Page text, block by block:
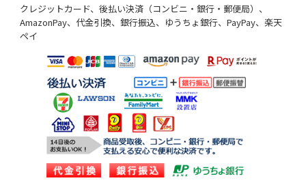
クレジットカード、後払い決済（コンビニ・銀行・郵便局）、
AmazonPay、代金引換、銀行振込、ゆうちょ銀行、PayPay、楽天
ペイ